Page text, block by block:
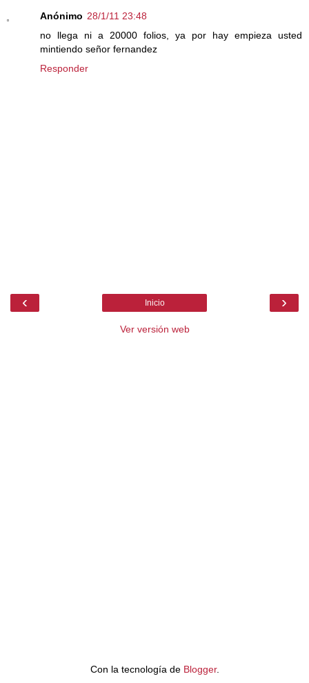
Anónimo 28/1/11 23:48
no llega ni a 20000 folios, ya por hay empieza usted
mintiendo señor fernandez
Responder
‹ ›
Inicio
Ver versión web
Con la tecnología de Blogger.